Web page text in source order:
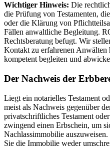
Wichtiger Hinweis: Die
die Prüfung von Testamenten,
oder die Klärung von
Fällen anwaltliche Begleitung.
Rechtsberatung befugt. Wir
Kontakt zu erfahrenen Anwälten
kompetent begleiten und
Der Nachweis der
Liegt ein notarielles Testament
meist als Nachweis gegenüber
privatschriftliches Testament
zwingend einen Erbschein, um
Nachlassimmobilie
Sie die Immobilie weder